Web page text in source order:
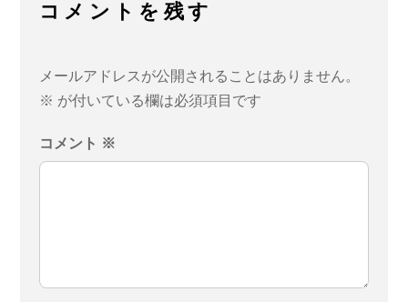
コメントを残す
メールアドレスが公開されることはありません。
※ が付いている欄は必須項目です
コメント ※